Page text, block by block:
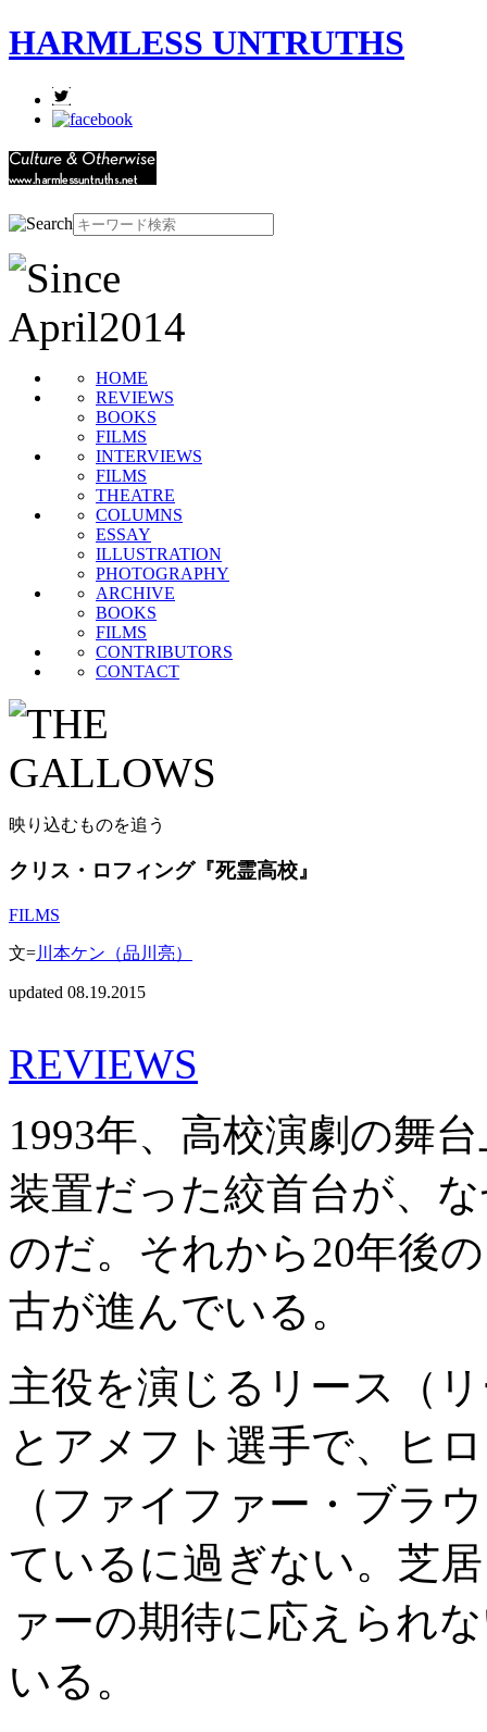
HARMLESS UNTRUTHS
HOME
REVIEWS
BOOKS
FILMS
INTERVIEWS
FILMS
THEATRE
COLUMNS
ESSAY
ILLUSTRATION
PHOTOGRAPHY
ARCHIVE
BOOKS
FILMS
CONTRIBUTORS
CONTACT
映り込むものを追う
クリス・ロフィング『死霊高校』
FILMS
文=川本ケン（品川亮）
updated 08.19.2015
REVIEWS
1993年、高校演劇の舞
装置だった絞首台が、
のだ。それから20年後
古が進んでいる。
主役を演じるリース（
とアメフト選手で、ヒ
（ファイファー・ブラ
ているに過ぎない。芝
ァーの期待に応えられ
いる。